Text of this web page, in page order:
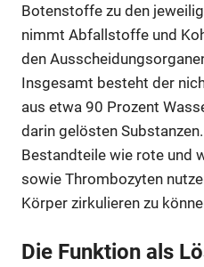
Botenstoffe zu den
nimmt Abfallstoffe und
den
Insgesamt besteht der
aus etwa 90 Prozent
darin gelösten
Bestandteile wie rote und
sowie Thrombozyten
Körper zirkulieren zu
Die Funktion als